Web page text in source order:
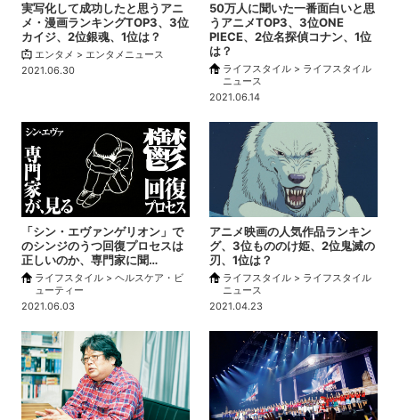
実写化して成功したと思うアニ
メ・漫画ランキングTOP3、3位
カイジ、2位銀魂、1位は？
エンタメ > エンタメニュース
2021.06.30
50万人に聞いた一番面白いと思
うアニメTOP3、3位ONE
PIECE、2位名探偵コナン、1位
は？
ライフスタイル > ライフスタイル
ニュース
2021.06.14
「シン・エヴァンゲリオン」で
のシンジのうつ回復プロセスは
正しいのか、専門家に聞…
ライフスタイル > ヘルスケア・ビ
ューティー
2021.06.03
アニメ映画の人気作品ランキン
グ、3位もののけ姫、2位鬼滅の
刃、1位は？
ライフスタイル > ライフスタイル
ニュース
2021.04.23